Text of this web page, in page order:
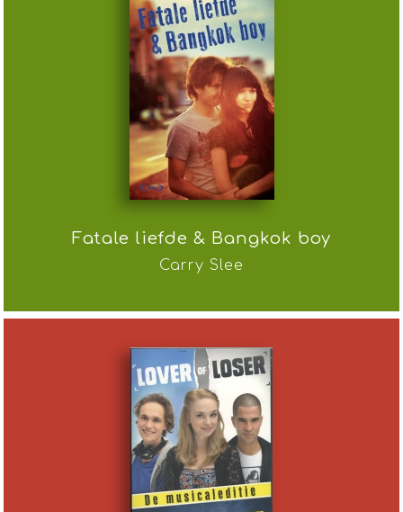
Fatale liefde & Bangkok boy
Carry Slee